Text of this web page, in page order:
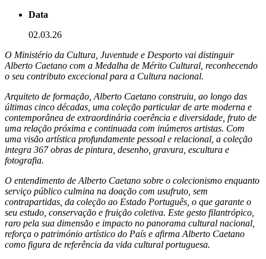
Data
02.03.26
O Ministério da Cultura, Juventude e Desporto vai distinguir
Alberto Caetano com a Medalha de Mérito Cultural, reconhecendo
o seu contributo excecional para a Cultura nacional.
Arquiteto de formação, Alberto Caetano construiu, ao longo das
últimas cinco décadas, uma coleção particular de arte moderna e
contemporânea de extraordinária coerência e diversidade, fruto de
uma relação próxima e continuada com inúmeros artistas. Com
uma visão artística profundamente pessoal e relacional, a coleção
integra 367 obras de pintura, desenho, gravura, escultura e
fotografia.
O entendimento de Alberto Caetano sobre o colecionismo enquanto
serviço público culmina na doação com usufruto, sem
contrapartidas, da coleção ao Estado Português, o que garante o
seu estudo, conservação e fruição coletiva. Este gesto filantrópico,
raro pela sua dimensão e impacto no panorama cultural nacional,
reforça o património artístico do País e afirma Alberto Caetano
como figura de referência da vida cultural portuguesa.